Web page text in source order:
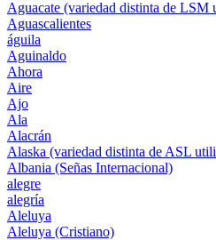
Aguacate (variedad distinta de LSM
Aguascalientes
águila
Aguinaldo
Ahora
Aire
Ajo
Ala
Alacrán
Alaska (variedad distinta de ASL
Albania (Señas Internacional)
alegre
alegría
Aleluya
Aleluya (Cristiano)